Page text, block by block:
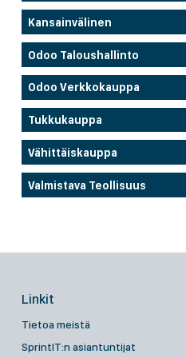
Kansainvälinen
Odoo Taloushallinto
Odoo Verkkokauppa
Tukkukauppa
Vähittäiskauppa
Valmistava Teollisuus
Linkit
Tietoa meistä
SprintIT:n asiantuntijat